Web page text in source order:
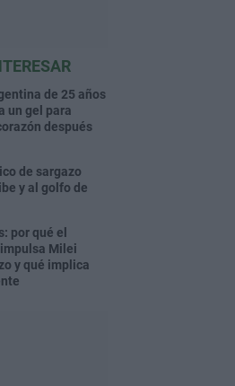
de 25 años
un gel para
después
de sargazo
y al golfo de
por qué el
Milei
y qué implica